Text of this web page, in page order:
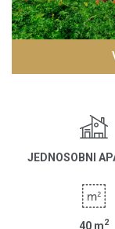
JEDNOSOBNI
40 m2